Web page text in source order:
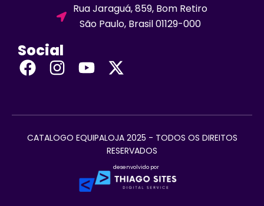
Rua Jaraguá, 859, Bom Retiro
São Paulo, Brasil 01129-000
Social
CATALOGO EQUIPALOJA 2025 - TODOS OS DIREITOS
RESERVADOS
desenvolvido por